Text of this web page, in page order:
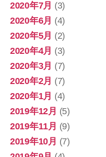
2020年7月 (3)
2020年6月 (4)
2020年5月 (2)
2020年4月 (3)
2020年3月 (7)
2020年2月 (7)
2020年1月 (4)
2019年12月 (5)
2019年11月 (9)
2019年10月 (7)